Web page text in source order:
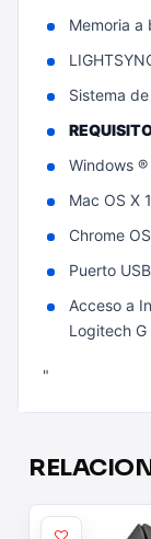
Memoria a
Sistema
Windows
Mac OS X
Chrome
Puerto USB
Acceso a
Logitech G
"